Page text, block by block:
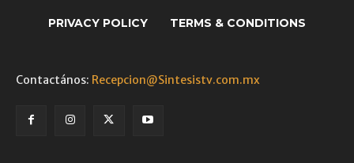
PRIVACY POLICY TERMS & CONDITIONS
Contactános: Recepcion@Sintesistv.com.mx